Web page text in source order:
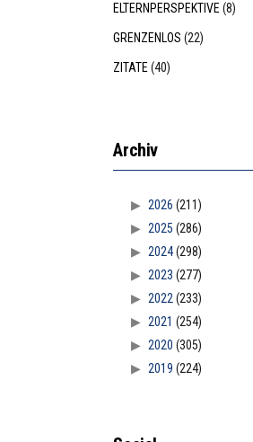
ELTERNPERSPEKTIVE(8)
GRENZENLOS (22)
ZITATE(40)
Archiv
2026 (211)
2025 (286)
2024(298)
2023 (277)
2022(233)
2021 (254)
2020 (305)
2019 (224)